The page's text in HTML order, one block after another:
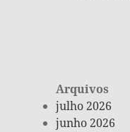
Arquivos
julho 2026
junho 2026